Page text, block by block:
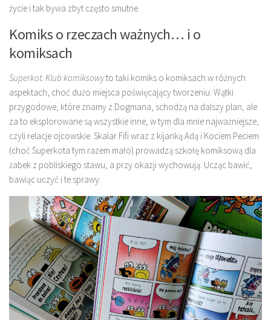
życie i tak bywa zbyt często smutne.
Komiks o rzeczach ważnych… i o
komiksach
Superkot. Klub komiksowyto taki komiks o komiksach w różnych
aspektach, choć dużo miejsca poświęcający tworzeniu. Wątki
przygodowe, które znamy z Dogmana, schodzą na dalszy plan, ale
za to eksplorowane są wszystkie inne, w tym dla mnie najważniejsze,
czyli relacje ojcowskie. Skalar Fifi wraz z kijanką Adą i Kociem Peciem
(choć Superkota tym razem mało) prowadzą szkołę komiksową dla
żabek z pobliskiego stawu, a przy okazji wychowują. Ucząc bawić,
bawiąc uczyć i te sprawy.